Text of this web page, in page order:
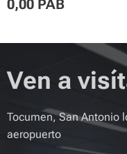
0,00 PAB
Ven a
Tocumen, San Antonio
aeropuerto